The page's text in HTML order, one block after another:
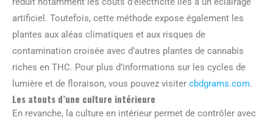
artificiel. Toutefois, cette méthode expose également les
plantes aux aléas climatiques et aux risques de
contamination croisée avec d’autres plantes de cannabis
riches en THC. Pour plus d’informations sur les cycles de
lumière et de floraison, vous pouvez visiter cbdgrams.com.
Les atouts d’une culture intérieure
En revanche, la culture en intérieur permet de contrôler avec